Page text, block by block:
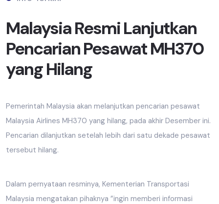
Malaysia Resmi Lanjutkan
Pencarian Pesawat MH370
yang Hilang
Pemerintah Malaysia akan melanjutkan pencarian pesawat
Malaysia Airlines MH370 yang hilang, pada akhir Desember ini.
Pencarian dilanjutkan setelah lebih dari satu dekade pesawat
tersebut hilang.
Dalam pernyataan resminya, Kementerian Transportasi
Malaysia mengatakan pihaknya ”ingin memberi informasi